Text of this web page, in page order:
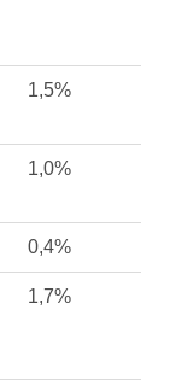
1,5%
1,0%
0,4%
1,7%